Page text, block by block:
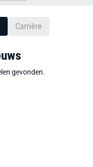
Carrière
gevonden.